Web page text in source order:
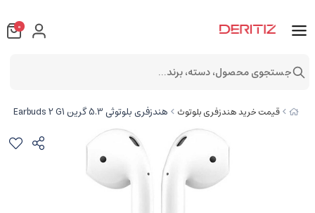
قیمت خرید هندزفری بلوتوث هندزفری بلوتوثی 5.3 گرین Earbuds 2 G1
0
جستجوی محصول، دسته، برند...